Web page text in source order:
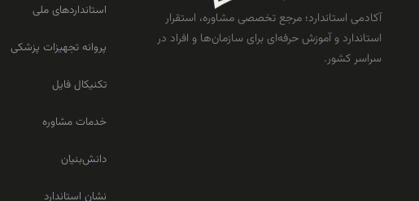
آکادمی استاندارد؛ مرجع تخصصی مشاوره، استقرار
استاندارد و آموزش حرفه‌ای برای سازمان‌ها و افراد در
سراسر کشور.
استانداردهای ملی
پروانه تجهیزات پزشکی
تکنیکال فایل
خدمات مشاوره
دانش‌بنیان
نشان استاندارد